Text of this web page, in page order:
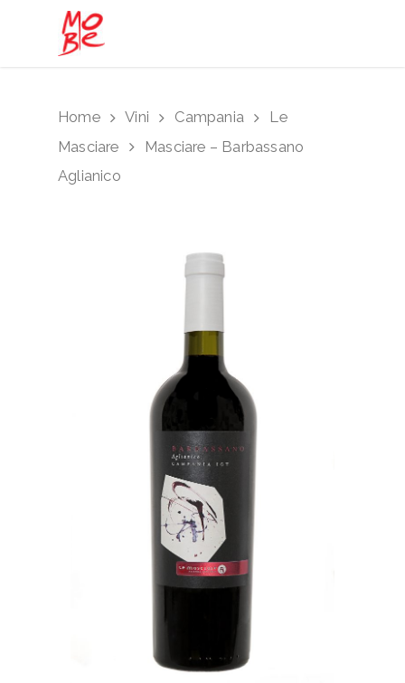
Hit enter to search or ESC to close
Home Vini Campania
Le
Masciare
Masciare – Barbassano
Aglianico